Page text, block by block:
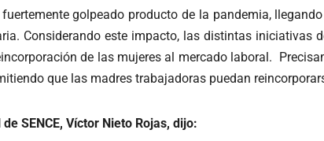
golpeado producto de la pandemia,
Considerando este impacto, las distintas iniciativas
de las mujeres al mercado laboral.
que las madres trabajadoras puedan
SENCE, Víctor Nieto Rojas, dijo: